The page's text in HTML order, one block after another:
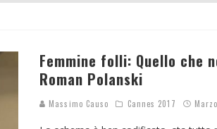
Femmine folli: Quello che
Roman Polanski
Massimo Causo Cannes 2017